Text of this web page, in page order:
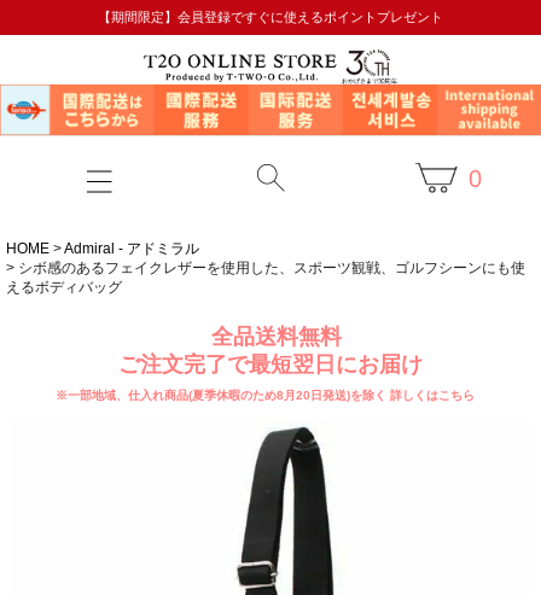
【期間限定】会員登録ですぐに使えるポイントプレゼント
0
HOME
Admiral - アドミラル
シボ感のあるフェイクレザーを使用した、スポーツ観戦、ゴルフシーンにも使
えるボディバッグ
全品送料無料
ご注文完了で最短翌日にお届け
※一部地域、仕入れ商品(夏季休暇のため8月20日発送)を除く 詳しくはこちら